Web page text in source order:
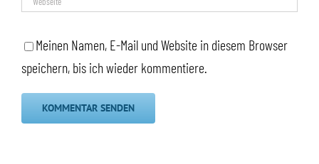
Meinen Namen, E-Mail und Website in diesem Browser
speichern, bis ich wieder kommentiere.